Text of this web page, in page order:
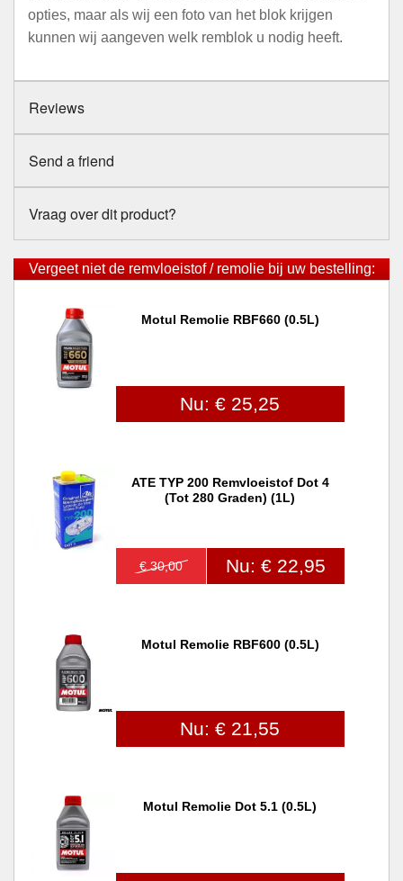
opties, maar als wij een foto van het blok krijgen
kunnen wij aangeven welk remblok u nodig heeft.
Reviews
Send a friend
Vraag over dit product?
Vergeet niet de remvloeistof / remolie bij uw bestelling:
Motul Remolie RBF660 (0.5L)
Nu: € 25,25
ATE TYP 200 Remvloeistof Dot 4
(tot 280 Graden) (1L)
€ 30,00 Nu: € 22,95
Motul Remolie RBF600 (0.5L)
Nu: € 21,55
Motul Remolie Dot 5.1 (0.5L)